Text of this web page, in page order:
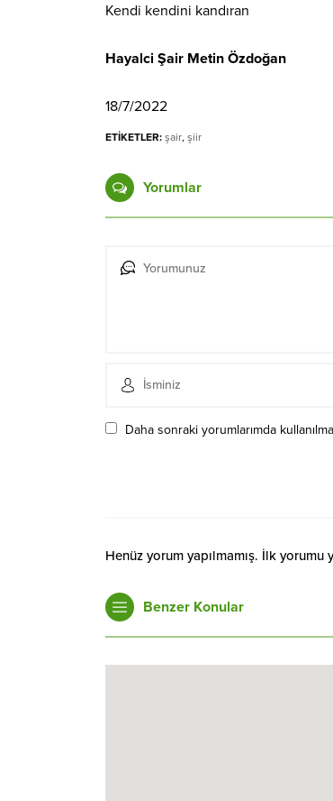
Kendi kendini kandıran
Hayalci Şair Metin Özdoğan
18/7/2022
ETİKETLER: şair, şiir
Yorumlar
Daha sonraki yorumlarımda
Henüz yorum yapılmamış. İlk yorumu
Benzer Konular